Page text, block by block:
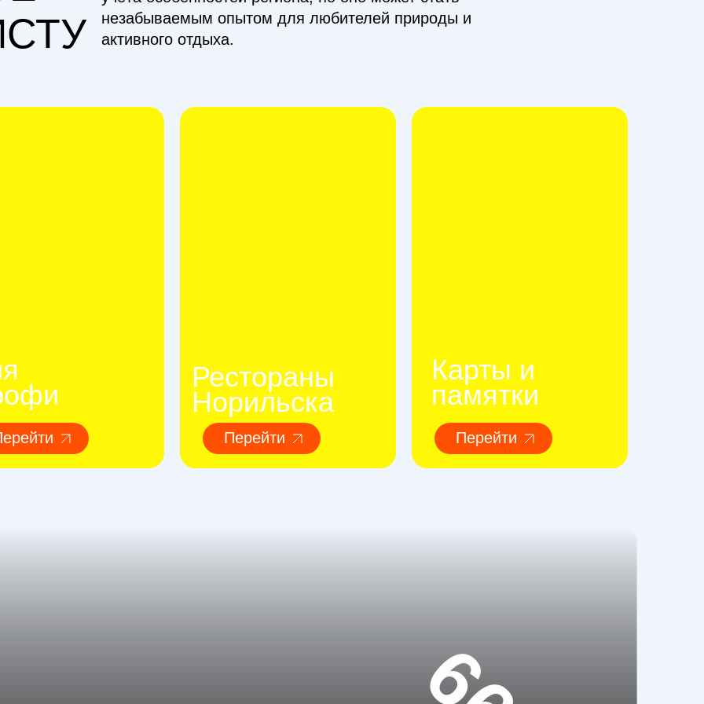
Карты и
памятки
Перейти
Рестораны
Норильска
Перейти
незабываемым опытом для любителей природы и
активного отдыха.